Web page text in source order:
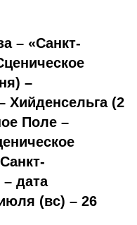
– «Санкт-
–
Хийденсельга (2
Поле –
– дата
(вс) – 26